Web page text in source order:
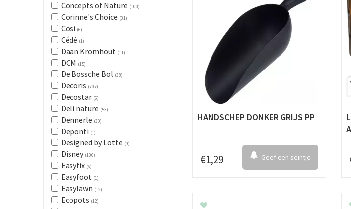
HANDSCHEP DONKER GRIJS PP
€1,29 Geef een seintje
Concepts of Nature (100)
Corinne's Choice (31)
Cosi (6)
Cédé (1)
Daan Kromhout (11)
DCM (15)
De Bossche Bol (38)
Decoris (707)
Decostar (6)
Deli nature (53)
Dennerle (30)
Deponti (1)
Designed by Lotte (9)
Disney (100)
Easyfix (6)
Easyfoot (1)
Easylawn (12)
Ecopots (12)